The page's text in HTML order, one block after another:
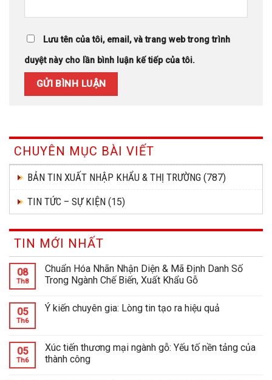
Lưu tên của tôi, email, và trang web trong trình
duyệt này cho lần bình luận kế tiếp của tôi.
CHUYÊN MỤC BÀI VIẾT
BẢN TIN XUẤT NHẬP KHẨU & THỊ TRƯỜNG (787)
TIN TỨC – SỰ KIỆN (15)
TIN MỚI NHẤT
08
Th8
Chuẩn Hóa Nhãn Nhận Diện & Mã Định Danh Số
Trong Ngành Chế Biến, Xuất Khẩu Gỗ
05
Th6
Ý kiến chuyên gia: Lòng tin tạo ra hiệu quả
05
Th6
Xúc tiến thương mại ngành gỗ: Yếu tố nền tảng của
thành công